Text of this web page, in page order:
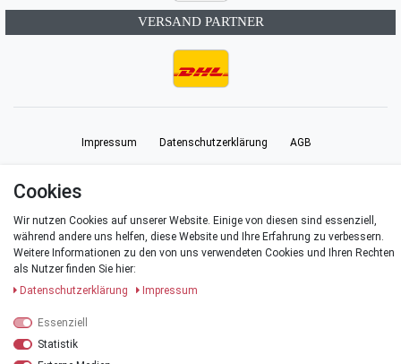
VERSAND PARTNER
Impressum Daten­schutz­erklärung AGB
Barrierefreiheitserklärung
Kontakt
*Alle Preise verstehen sich inklusive der Mehrwertsteuer, zuzüglich der
Cookies
Wir nutzen Cookies auf unserer Website. Einige von diesen sind essenziell,
während andere uns helfen, diese Website und Ihre Erfahrung zu verbessern.
Weitere Informationen zu den von uns verwendeten Cookies und Ihren Rechten
als Nutzer finden Sie hier:
Daten­schutz­erklärung
Impressum
Essenziell
Statistik